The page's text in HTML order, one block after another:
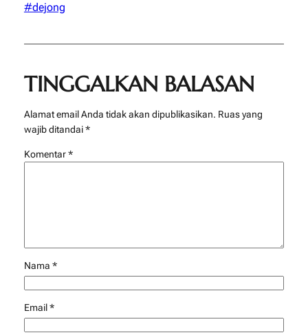
#dejong
TINGGALKAN BALASAN
Alamat email Anda tidak akan dipublikasikan. Ruas yang
wajib ditandai*
Komentar*
Nama *
Email*